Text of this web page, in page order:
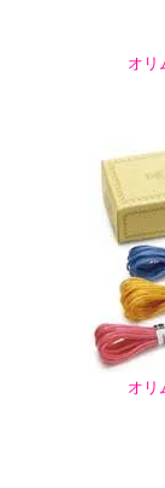
オリ
オリ